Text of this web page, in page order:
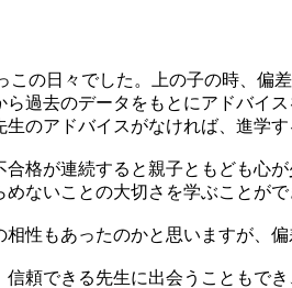
の日々でした。上の子の時、偏
過去のデータをもとにアドバイ
のアドバイスがなければ、進学
格が連続すると親子ともども心
ないことの大切さを学ぶことがで
性もあったのかと思いますが、
頼できる先生に出会うこともで